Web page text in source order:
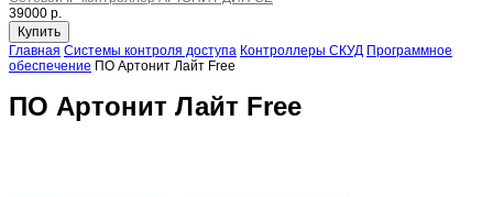
39000 р.
Главная Системы контроля доступа Контроллеры СКУД Программное
обеспечение ПО Артонит Лайт Free
ПО Артонит Лайт Free